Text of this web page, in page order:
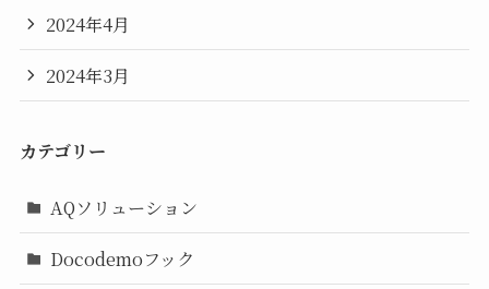
2024年4月
2024年3月
カテゴリー
AQソリューション
Docodemoフック